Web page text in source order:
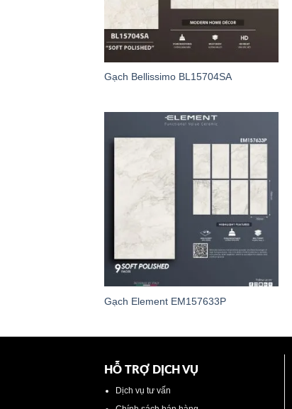
Gạch Bellissimo BL15704SA
Gạch Element EM157633P
HỖ TRỢ DỊCH VỤ
Dịch vụ tư vấn